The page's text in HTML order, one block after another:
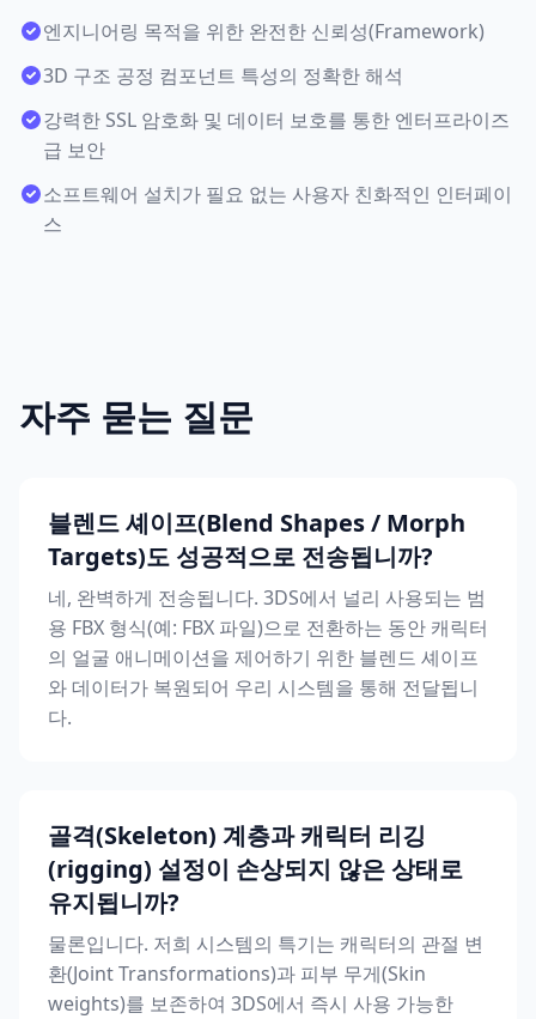
엔지니어링 목적을 위한 완전한 신뢰성(Framework)
3D 구조 공정 컴포넌트 특성의 정확한 해석
강력한 SSL 암호화 및 데이터 보호를 통한 엔터프라이즈
급 보안
소프트웨어 설치가 필요 없는 사용자 친화적인 인터페이
스
자주 묻는 질문
블렌드 셰이프(Blend Shapes / Morph
Targets)도 성공적으로 전송됩니까?
네, 완벽하게 전송됩니다. 3DS에서 널리 사용되는 범
용 FBX 형식(예: FBX 파일)으로 전환하는 동안 캐릭터
의 얼굴 애니메이션을 제어하기 위한 블렌드 셰이프
와 데이터가 복원되어 우리 시스템을 통해 전달됩니
다.
골격(Skeleton) 계층과 캐릭터 리깅
(rigging) 설정이 손상되지 않은 상태로
유지됩니까?
물론입니다. 저희 시스템의 특기는 캐릭터의 관절 변
환(Joint Transformations)과 피부 무게(Skin
weights)를 보존하여 3DS에서 즉시 사용 가능한